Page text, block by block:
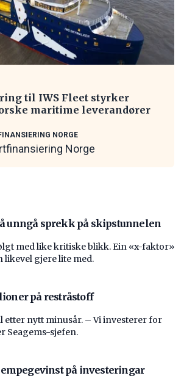
til IWS Fleet styrker
maritime leverandører
NORGE
Norge
unngå sprekk på skipstunnelen
med like kritiske blikk. Ein «x-faktor»
gjere lite med.
på restråstoff
etter nytt minusår. – Vi investerer for
Seagems-sjefen.
på investeringar